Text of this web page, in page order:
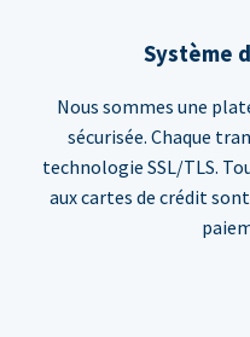
Système
Nous sommes une
sécurisée. Chaque
technologie SSL/TLS.
aux cartes de crédit